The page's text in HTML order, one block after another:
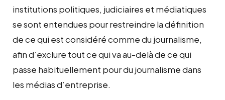
institutions politiques, judiciaires et médiatiques
se sont entendues pour restreindre la définition
de ce qui est considéré comme du journalisme,
afin d’exclure tout ce qui va au-delà de ce qui
passe habituellement pour du journalisme dans
les médias d’entreprise.